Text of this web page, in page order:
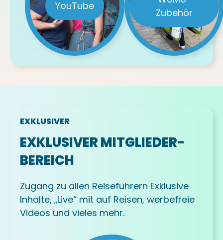
YouTube
Zubehör
EXKLUSIVER
EXKLUSIVER MITGLIEDER-
BEREICH
Zugang zu allen Reiseführern Exklusive
Inhalte, „Live“ mit auf Reisen, werbefreie
Videos und vieles mehr.